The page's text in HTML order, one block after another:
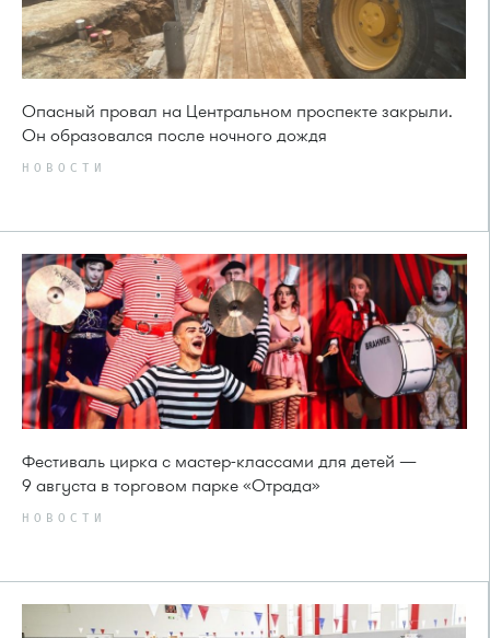
Опасный провал на Центральном проспекте закрыли.
Он образовался после ночного дождя
НОВОСТИ
Фестиваль цирка с мастер-классами для детей —
9 августа в торговом парке «Отрада»
НОВОСТИ